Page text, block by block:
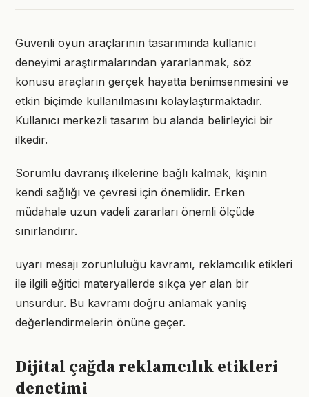
Güvenli oyun araçlarının tasarımında kullanıcı
deneyimi araştırmalarından yararlanmak, söz
konusu araçların gerçek hayatta benimsenmesini ve
etkin biçimde kullanılmasını kolaylaştırmaktadır.
Kullanıcı merkezli tasarım bu alanda belirleyici bir
ilkedir.
Sorumlu davranış ilkelerine bağlı kalmak, kişinin
kendi sağlığı ve çevresi için önemlidir. Erken
müdahale uzun vadeli zararları önemli ölçüde
sınırlandırır.
uyarı mesajı zorunluluğu kavramı, reklamcılık etikleri
ile ilgili eğitici materyallerde sıkça yer alan bir
unsurdur. Bu kavramı doğru anlamak yanlış
değerlendirmelerin önüne geçer.
Dijital çağda reklamcılık etikleri
denetimi